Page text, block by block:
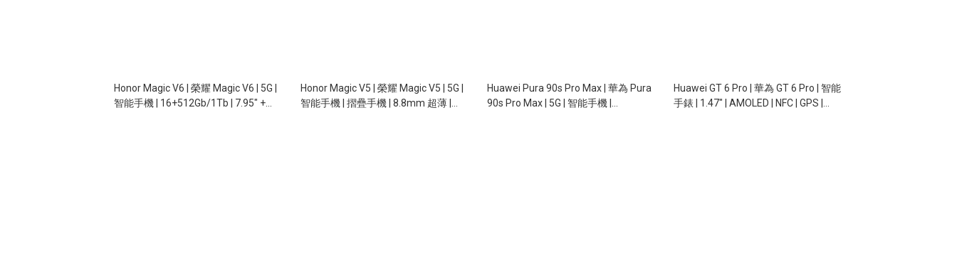
Honor Magic V6 | 榮耀 Magic V6 | 5G |
智能手機 | 16+512Gb/1Tb | 7.95" +
Honor Magic V5 | 榮耀 Magic V5 | 5G |
智能手機 | 摺疊手機 | 8.8mm 超薄 |
Huawei Pura 90s Pro Max | 華為 Pura
90s Pro Max | 5G | 智能手機 |
Huawei GT 6 Pro | 華為 GT 6 Pro | 智能
手錶 | 1.47" | AMOLED | NFC | GPS |